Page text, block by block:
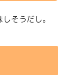
そうだし。